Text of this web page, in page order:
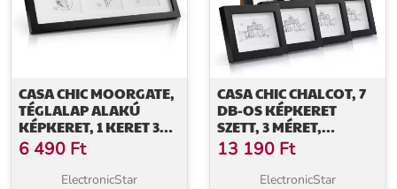
CASA CHIC MOORGATE,
TÉGLALAP ALAKÚ
KÉPKERET, 1 KERET 3
KÉPHEZ, 15 X 10 CM,
SZERELT, FA
6 490 Ft
ElectronicStar
CASA CHIC CHALCOT, 7
DB-OS KÉPKERET
SZETT, 3 MÉRET,
TÉGLALAP ALAKÚ,
PASZPARTU, VALÓDI FA
13 190 Ft
ElectronicStar